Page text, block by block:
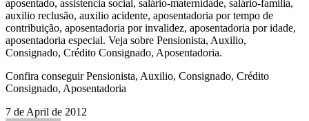
aposentado, assistencia social, salário-maternidade, salário-familia,
auxilio reclusão, auxilio acidente, aposentadoria por tempo de
contribuição, aposentadoria por invalidez, aposentadoria por idade,
aposentadoria especial. Veja sobre Pensionista, Auxilio,
Consignado, Crédito Consignado, Aposentadoria.
Confira conseguir Pensionista, Auxilio, Consignado, Crédito
Consignado, Aposentadoria
7 de April de 2012